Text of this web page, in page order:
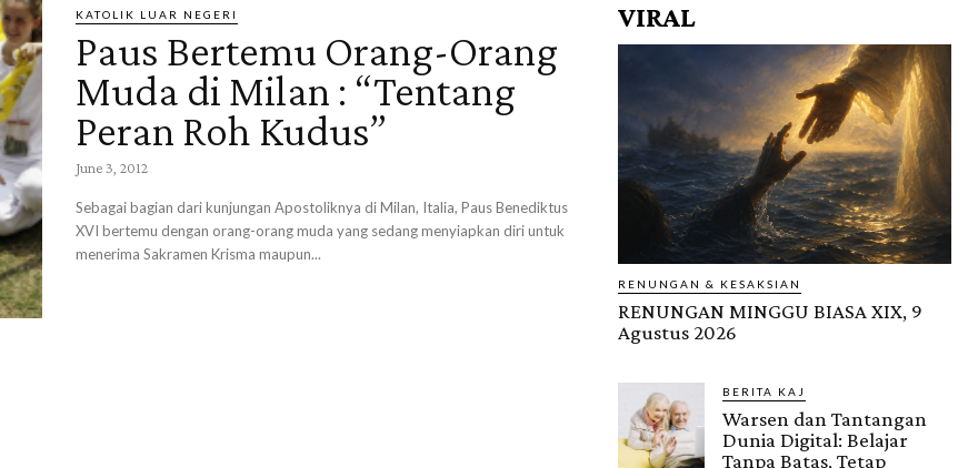
KATOLIK LUAR NEGERI
Paus Bertemu Orang-Orang
Muda di Milan : “Tentang
Peran Roh Kudus”
June 3, 2012
Sebagai bagian dari kunjungan Apostoliknya di Milan, Italia, Paus Benediktus
XVI bertemu dengan orang-orang muda yang sedang menyiapkan diri untuk
menerima Sakramen Krisma maupun...
VIRAL
RENUNGAN & KESAKSIAN
RENUNGAN MINGGU BIASA XIX, 9
Agustus 2026
BERITA KAJ
Warsen dan Tantangan
Dunia Digital: Belajar
Tanpa Batas, Tetap